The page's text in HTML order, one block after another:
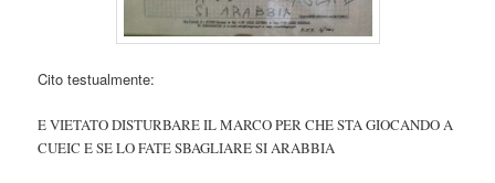
Cito testualmente:
E VIETATO DISTURBARE IL MARCO PER CHE STA GIOCANDO A
CUEIC E SE LO FATE SBAGLIARE SI ARABBIA